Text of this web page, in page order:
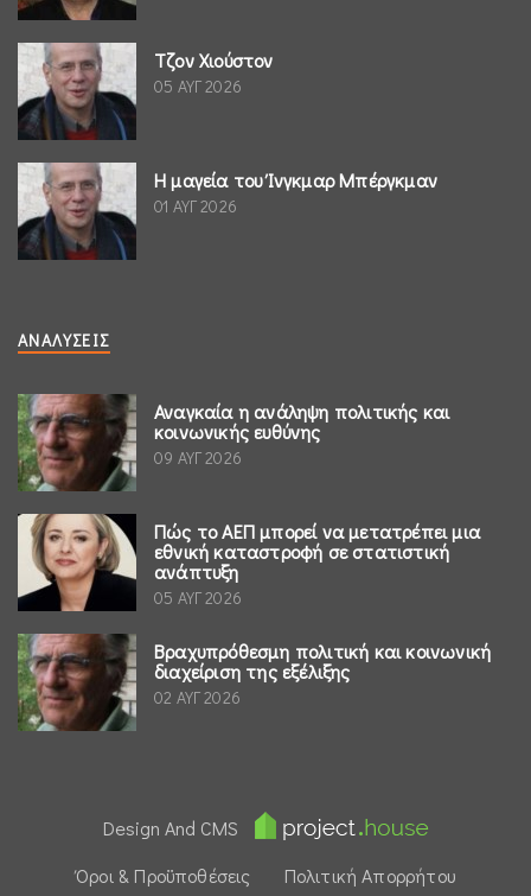
Τζον Χιούστον
05 ΑΥΓ 2026
Η μαγεία του Ίνγκμαρ Μπέργκμαν
01 ΑΥΓ 2026
ΑΝΑΛΎΣΕΙΣ
Αναγκαία η ανάληψη πολιτικής και
κοινωνικής ευθύνης
09 ΑΥΓ 2026
Πώς το ΑΕΠ μπορεί να μετατρέπει μια
εθνική καταστροφή σε στατιστική
ανάπτυξη
05 ΑΥΓ 2026
Βραχυπρόθεσμη πολιτική και κοινωνική
διαχείριση της εξέλιξης
02 ΑΥΓ 2026
Design And CMS
Όροι & Προϋποθέσεις
Πολιτική Απορρήτου